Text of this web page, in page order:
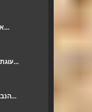
אגסים ביין אדום עם גלידה טבעונ...
עוגת/לחם שמרים עם שוקולד טבעוני...
הנבטת קטניות, המדריך למנביט המ...